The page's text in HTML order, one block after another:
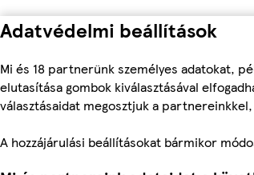
Adatvédelmi beállítások
Mi és 18 partnerünk személyes adatokat,
elutasítása gombok kiválasztásával
választásaidat megosztjuk a
A hozzájárulási beállításokat bármikor